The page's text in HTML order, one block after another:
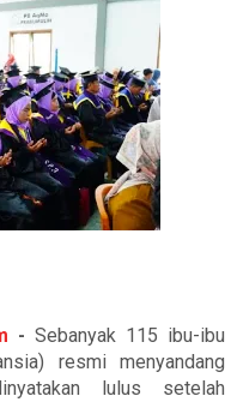
- Sebanyak 115 ibu-ibu
resmi menyandang
lulus setelah